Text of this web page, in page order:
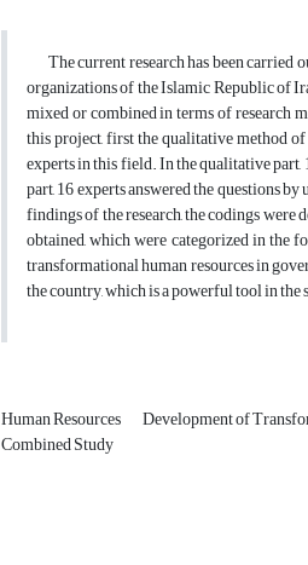
The current research has been
organizations of the Islamic Republic of
mixed or combined in terms of research
this project, first the qualitative method
experts in this field. In the qualitative
part, 16 experts answered the questions
findings of the research, the codings were
obtained, which were categorized in the
transformational human resources in
the country, which is a powerful tool in
Human Resources Development of
Combined Study